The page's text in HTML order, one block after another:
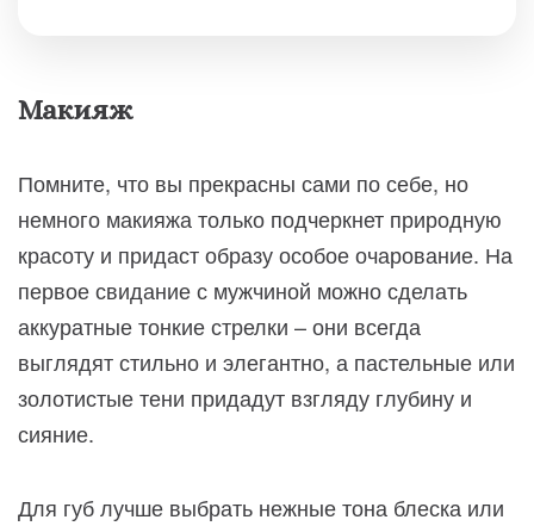
Макияж
Помните, что вы прекрасны сами по себе, но
немного макияжа только подчеркнет природную
красоту и придаст образу особое очарование. На
первое свидание с мужчиной можно сделать
аккуратные тонкие стрелки – они всегда
выглядят стильно и элегантно, а пастельные или
золотистые тени придадут взгляду глубину и
сияние.
Для губ лучше выбрать нежные тона блеска или